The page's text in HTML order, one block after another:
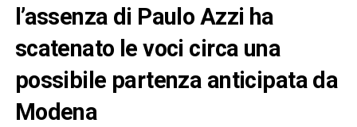
l’assenza di Paulo Azzi ha
scatenato le voci circa una
possibile partenza anticipata da
Modena